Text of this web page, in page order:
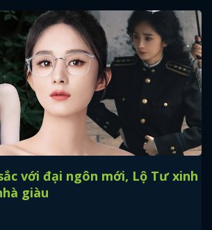
với đại ngôn mới, Lộ Tư xinh
giàu